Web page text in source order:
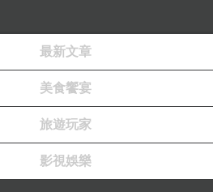
最新文章
美食饗宴
旅遊玩家
影視娛樂